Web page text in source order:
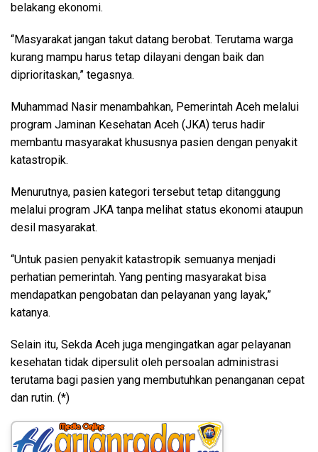
belakang ekonomi.
“Masyarakat jangan takut datang berobat. Terutama warga
kurang mampu harus tetap dilayani dengan baik dan
diprioritaskan,” tegasnya.
Muhammad Nasir menambahkan, Pemerintah Aceh melalui
program Jaminan Kesehatan Aceh (JKA) terus hadir
membantu masyarakat khususnya pasien dengan penyakit
katastropik.
Menurutnya, pasien kategori tersebut tetap ditanggung
melalui program JKA tanpa melihat status ekonomi ataupun
desil masyarakat.
“Untuk pasien penyakit katastropik semuanya menjadi
perhatian pemerintah. Yang penting masyarakat bisa
mendapatkan pengobatan dan pelayanan yang layak,”
katanya.
Selain itu, Sekda Aceh juga mengingatkan agar pelayanan
kesehatan tidak dipersulit oleh persoalan administrasi
terutama bagi pasien yang membutuhkan penanganan cepat
dan rutin. (*)